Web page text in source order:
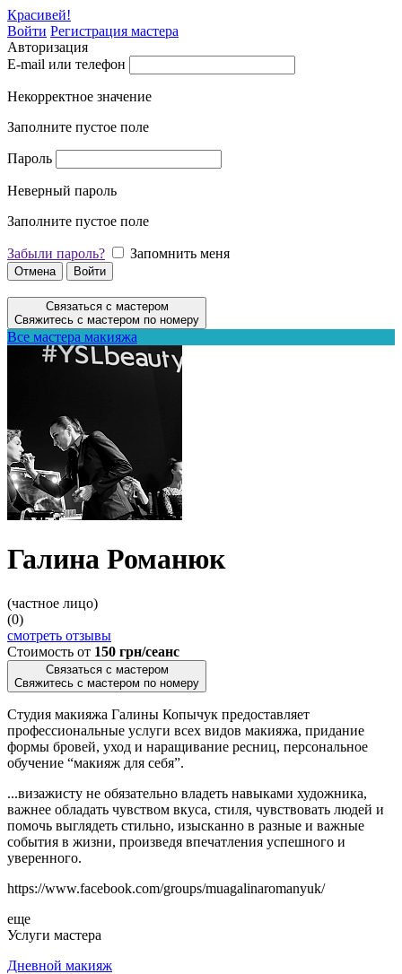
Красивей!
Войти Регистрация мастера
Авторизация
E-mail или телефон
Некорректное значение
Заполните пустое поле
Пароль
Неверный пароль
Заполните пустое поле
Забыли пароль? Запомнить меня
Отмена Войти
Связаться с мастером
Свяжитесь с мастером по номеру
Все мастера макияжа
Галина Романюк
(частное лицо)
(0)
смотреть отзывы
Стоимость от 150 грн/сеанс
Связаться с мастером
Свяжитесь с мастером по номеру
Студия макияжа Галины Копычук предоставляет
профессиональные услуги всех видов макияжа, придание
формы бровей, уход и наращивание ресниц, персональное
обучение “макияж для себя”.
...визажисту не обязательно владеть навыками художника,
важнее обладать чувством вкуса, стиля, чувствовать людей и
помочь выглядеть стильно, изысканно в разные и важные
события в жизни, произведя впечатления успешного и
уверенного.
https://www.facebook.com/groups/muagalinaromanyuk/
еще
Услуги мастера
Дневной макияж